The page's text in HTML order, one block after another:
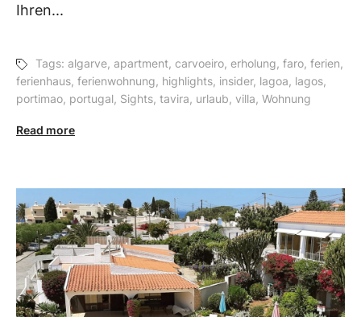
Ihren...
Tags: algarve, apartment, carvoeiro, erholung, faro, ferien,
ferienhaus, ferienwohnung, highlights, insider, lagoa, lagos,
portimao, portugal, Sights, tavira, urlaub, villa, Wohnung
Read more